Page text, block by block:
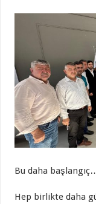
Bu daha
Hep birlikte daha